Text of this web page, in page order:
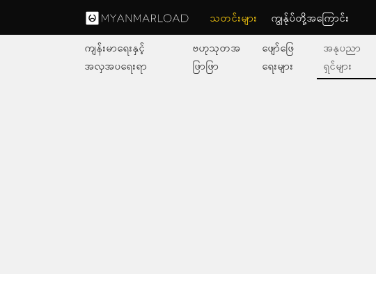
သတင်းများ ကျွနု်ပ်တို့အကြောင်း
ကျန်းမာရေးနှင့်
အလှအပရေးရာ
ဗဟုသုတအ
ဖြာဖြာ
ဖျော်ဖြေ
ရေးများ
အနုပညာ
ရှင်များ